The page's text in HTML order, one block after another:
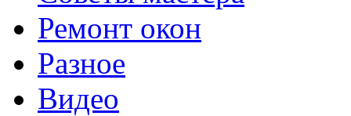
Ремонт окон
Разное
Видео